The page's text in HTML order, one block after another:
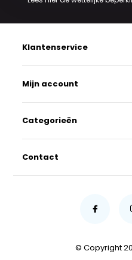
Klantenservice
Mijn account
Categorieën
Contact
© Copyright